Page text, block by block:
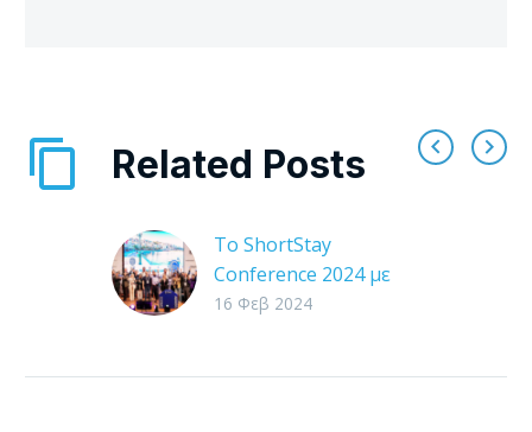
Related Posts
Το ShortStay
Conference 2024 με
μία ματιά
16 Φεβ 2024